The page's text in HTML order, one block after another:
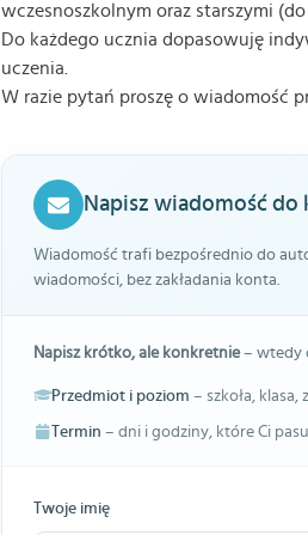
wczesnoszkolnym oraz starszymi (do
Do każdego ucznia dopasowuję
uczenia.
W razie pytań proszę o wiadomość
Napisz wiadomość
Wiadomość trafi bezpośrednio do
wiadomości, bez zakładania konta.
Napisz krótko, ale konkretnie– wtedy
Przedmiot i poziom – szkoła, klasa,
Termin – dni i godziny, które Ci
Twoje imię